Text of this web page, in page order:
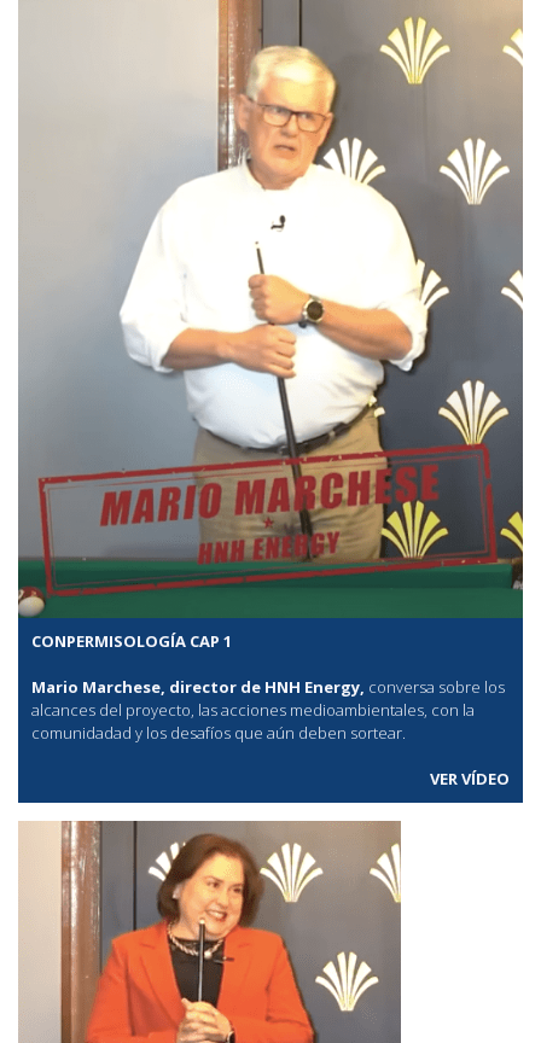
CONPERMISOLOGÍA CAP 1
Mario Marchese, director de HNH Energy, conversa sobre los
alcances del proyecto, las acciones medioambientales, con la
comunidadad y los desafíos que aún deben sortear.
VER VÍDEO